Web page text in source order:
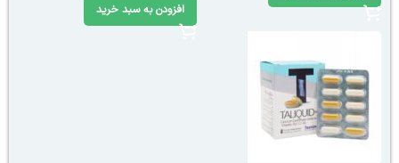
افزودن به سبد خرید